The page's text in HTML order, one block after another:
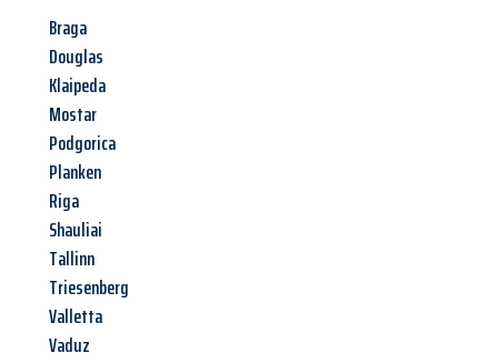
Braga
Douglas
Klaipeda
Mostar
Podgorica
Planken
Riga
Shauliai
Tallinn
Triesenberg
Valletta
Vaduz